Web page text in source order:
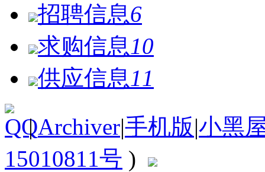
招聘信息6
求购信息 10
供应信息 11
| Archiver|手机版|小黑
15010811号 )